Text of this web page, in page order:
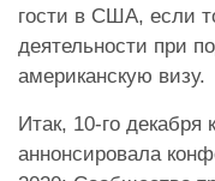
гости в США, если
деятельности при
американскую визу.
Итак, 10-го декабря
аннонсировала